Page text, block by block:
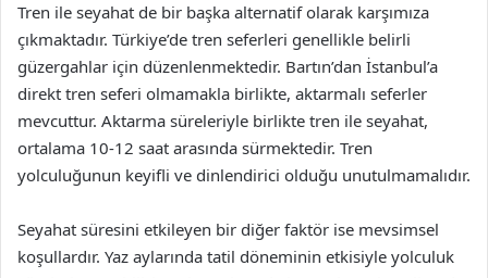
Tren ile seyahat de bir başka alternatif olarak karşımıza
çıkmaktadır. Türkiye’de tren seferleri genellikle belirli
güzergahlar için düzenlenmektedir. Bartın’dan İstanbul’a
direkt tren seferi olmamakla birlikte, aktarmalı seferler
mevcuttur. Aktarma süreleriyle birlikte tren ile seyahat,
ortalama 10-12 saat arasında sürmektedir. Tren
yolculuğunun keyifli ve dinlendirici olduğu unutulmamalıdır.
Seyahat süresini etkileyen bir diğer faktör ise mevsimsel
koşullardır. Yaz aylarında tatil döneminin etkisiyle yolculuk